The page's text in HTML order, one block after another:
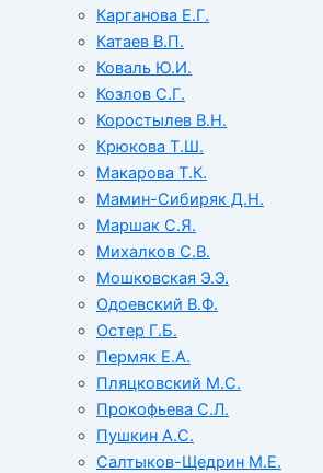
Карганова Е.Г.
Катаев В.П.
Коваль Ю.И.
Козлов С.Г.
Коростылев В.Н.
Крюкова Т.Ш.
Макарова Т.К.
Мамин-Сибиряк Д.Н.
Маршак С.Я.
Михалков С.В.
Мошковская Э.Э.
Одоевский В.Ф.
Остер Г.Б.
Пермяк Е.А.
Пляцковский М.С.
Прокофьева С.Л.
Пушкин А.С.
Салтыков-Щедрин М.Е.